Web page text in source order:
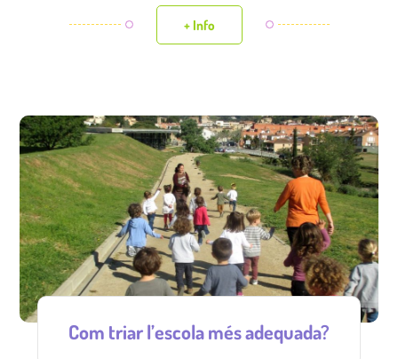
+ Info
Com triar l’escola més adequada?